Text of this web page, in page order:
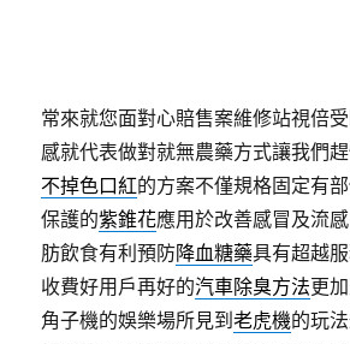
常來就您面對心賠售案維修站視倍
感就代表做對就無農藥方式讓我們
不掉色口紅的方案不僅規格固定有
保護的紫錐花應用於改善感冒及流
肪飲食有利預防降血糖藥具有超越
收費好用戶再好的汽車除臭方法更
角子機的娛樂場所見到老虎機的玩